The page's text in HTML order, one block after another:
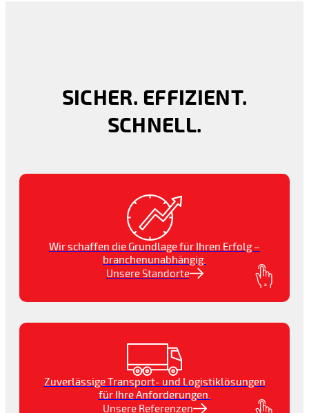
SICHER. EFFIZIENT.
SCHNELL.
Wir schaffen die Grundlage für Ihren Erfolg –
branchenunabhängig.
Unsere Standorte
Zuverlässige Transport- und Logistiklösungen
für Ihre Anforderungen.
Unsere Referenzen